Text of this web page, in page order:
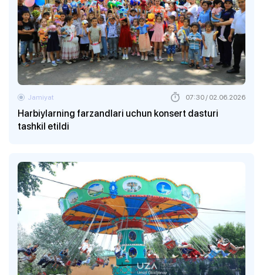
Harbiylarning farzandlari uchun konsert dasturi
tashkil etildi
Jamiyat 07:30 / 02.06.2026